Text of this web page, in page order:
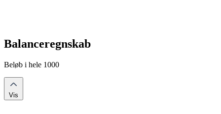
Balanceregnskab
Beløb i hele 1000
Vis